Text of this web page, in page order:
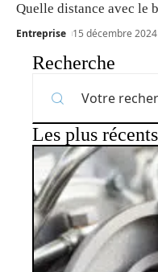
Quelle distance avec le
Entreprise 15 décembre 2024
Recherche
Les plus récents